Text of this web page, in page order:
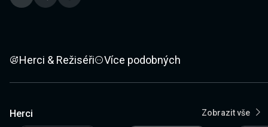
Herci & Režiséři Více podobných
Herci Zobrazit vše